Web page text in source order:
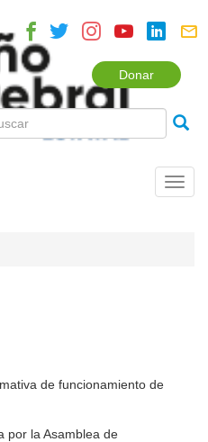
Donar
de funcionamiento de
por la Asamblea de